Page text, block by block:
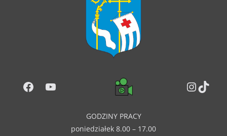
Facebook
YouTube
GODZINY PRACY
poniedziałek 8.00 – 17.00